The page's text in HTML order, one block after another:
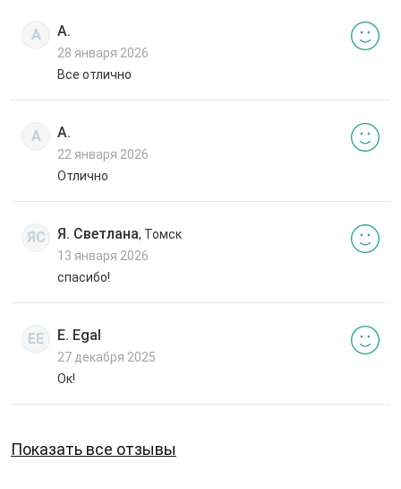
А А.
28 января 2026
Все отлично
А А.
22 января 2026
Отлично
ЯС Я. Светлана, Томск
13 января 2026
спасибо!
EE E. Egal
27 декабря 2025
Ок!
Показать все отзывы